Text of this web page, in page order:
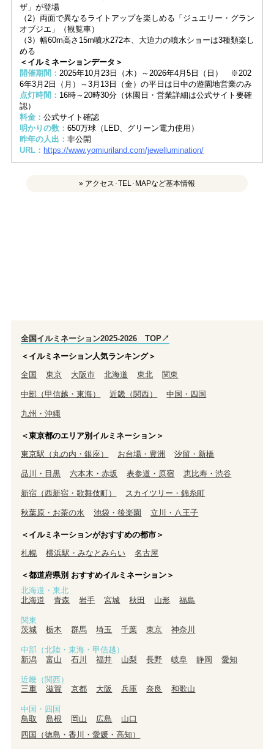
ザ」が登場
（2）両面で異なるライトアップを楽しめる「ジュエリー・グラン
オブジエ」（観覧車）
（3）幅60m高さ15m噴水272本、大迫力の噴水ショーは3種類楽し
める
＜イルミネーションデータ＞
開催期間： 2025年10月23日（木）～2026年4月5日（日） ※202
6年3月2日（月）～3月13日（金）の平日は日中の遊園地営業のみ
点灯時間： 16時～20時30分（休園日・営業詳細は公式サイト要確
認）
料金： 公式サイト確認
明かりの数： 650万球（LED、グリーン電力使用）
昨年の人出： 非公開
URL： https://www.yomiuriland.com/jewellumination/
» アクセス･TEL･MAPなど基本情報
全国イルミネーション2025-2026 TOP↗
＜イルミネーション人気ランキング＞
全国
東京 大阪市 北海道 東北 関東
中部（甲信越・東海） 近畿（関西） 中国・四国
九州・沖縄
＜東京都のエリア別イルミネーション＞
東京駅（丸の内・銀座）
お台場・豊洲 汐留・新橋
品川・目黒 六本木・赤坂 表参道・原宿 恵比寿・渋谷
新宿（西新宿・歌舞伎町） スカイツリー・錦糸町
秋葉原・お茶の水 池袋・後楽園 立川・八王子
＜イルミネーションがおすすめの都市＞
札幌
横浜駅・みなとみらい 名古屋
＜都道府県別 おすすめイルミネーション＞
北海道・東北
北海道
青森 岩手 宮城 秋田 山形 福島
関東
茨城
栃木 群馬 埼玉 千葉 東京 神奈川
中部（北陸・東海・甲信越）
新潟
富山 石川 福井 山梨 長野 岐阜 静岡 愛知
近畿（関西）
三重
滋賀 京都 大阪 兵庫 奈良 和歌山
中国・四国
鳥取
島根 岡山 広島
山口
四国（徳島・香川・愛媛・高知）